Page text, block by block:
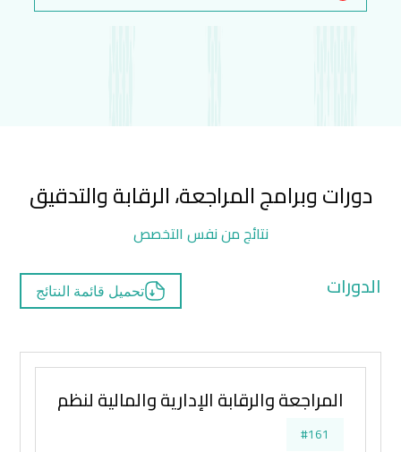
دورات وبرامج المراجعة، الرقابة والتدقيق
نتائج من نفس التخصص
الدورات تحميل قائمة النتائج
المراجعة والرقابة الإدارية والمالية لنظم
#161